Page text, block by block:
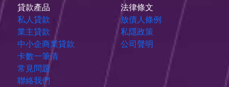
貸款產品
私人貸款
業主貸款
中小企商業貸款
卡數一筆清
常見問題
聯絡我們
法律條文
放債人條例
私隱政策
公司聲明